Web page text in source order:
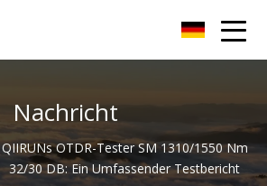
Nachricht
QIIRUNs OTDR-Tester SM 1310/1550 Nm
32/30 DB: Ein Umfassender Testbericht